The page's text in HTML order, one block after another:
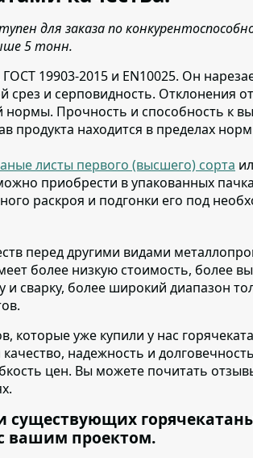
для заказа по
5 тонн.
19903-2015 и EN10025. Он
срез и серповидность. Отклонения от
Прочность и способность к
продукта находится в пределах
листы первого (высшего) сорта
приобрести в упакованных
раскроя и подгонки его под
перед другими видами
более низкую стоимость, более
и сварку, более широкий диапазон
, которые уже купили у нас
надежность и
цен. Вы можете почитать
вашим проектом.